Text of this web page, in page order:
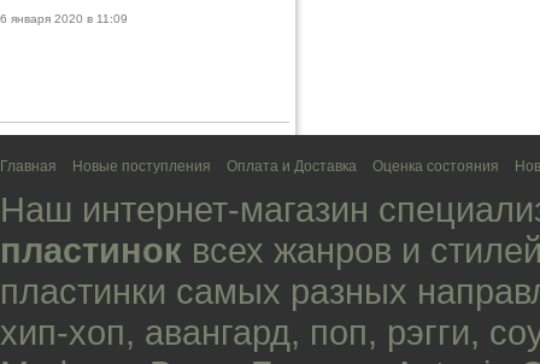
6 января 2020 в 11:09
Главная Новые поступления Оплата и Доставка Оценка состояния
Наш интернет-магазин
пластинок всех жанров и
пластинки самых разных
хип-хоп, авангард, поп, рэгги,